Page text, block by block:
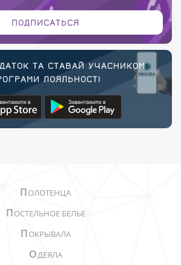
ПОДПИСАТЬСЯ
ТА СТАВАЙ УЧАСНИКОМ
ЛОЯЛЬНОСТІ
ПОЛОТЕНЦА
ПОСТЕЛЬНОЕ БЕЛЬЕ
ПОКРЫВАЛА
ОДЕЯЛА